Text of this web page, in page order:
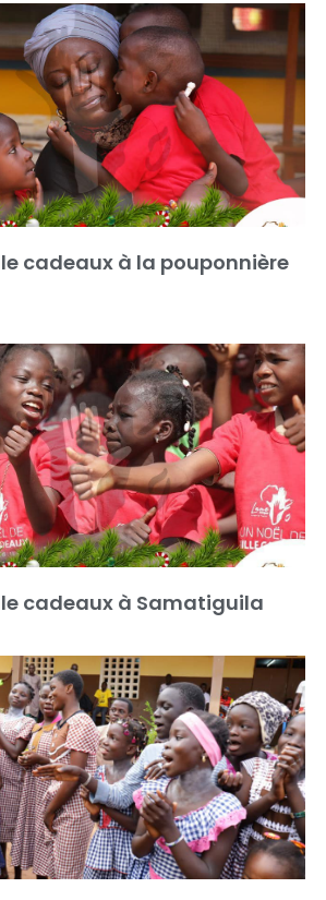
cadeaux à la pouponnière
cadeaux à Samatiguila